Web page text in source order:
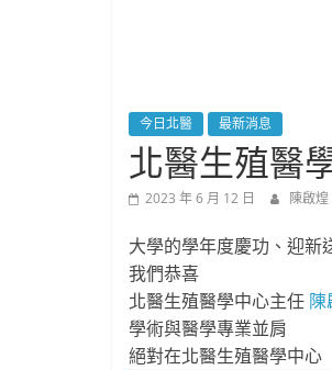
今日北醫 最新消息
北醫生殖醫
2023 年 6 月 12 日 陳啟煌
大學的學年度慶功、迎新
我們恭喜
北醫生殖醫學中心主任 陳
學術與醫學專業並肩
絕對在北醫生殖醫學中心